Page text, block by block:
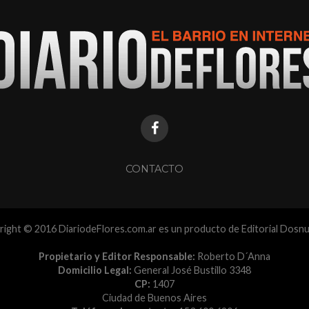
CONTACTO
© 2016 DiariodeFlores.com.ar es un producto de Editorial
Propietario y Editor Responsable: Roberto D´Anna
Domicilio Legal: General José Bustillo 3348
CP: 1407
Ciudad de Buenos Aires